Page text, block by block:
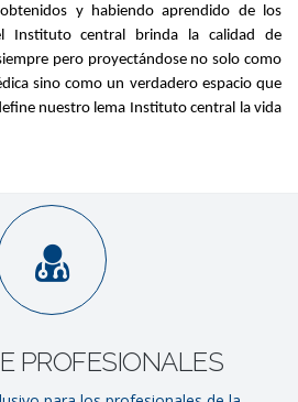
y habiendo aprendido de los
Instituto central brinda la calidad de
pero proyectándose no solo como
sino como un verdadero espacio que
nuestro lema Instituto central la vida
PROFESIONALES